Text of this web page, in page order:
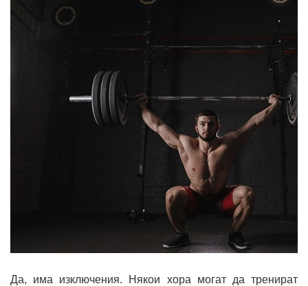
Да, има изключения. Някои хора могат да тренират